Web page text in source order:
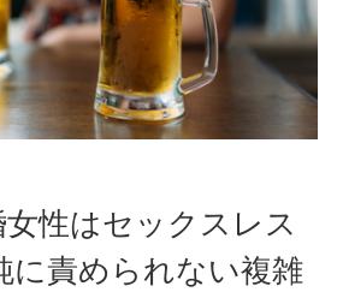
性はセックスレス
に責められない複雑